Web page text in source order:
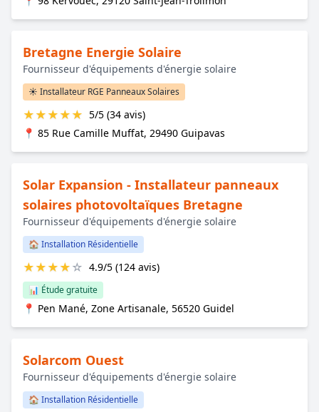
Bretagne Energie Solaire
Fournisseur d'équipements d'énergie solaire
☀️ Installateur RGE Panneaux Solaires
★★★★★ 5/5 (34 avis)
📍 85 Rue Camille Muffat, 29490 Guipavas
Solar Expansion - Installateur panneaux
solaires photovoltaïques Bretagne
Fournisseur d'équipements d'énergie solaire
🏠 Installation Résidentielle
★★★★☆ 4.9/5 (124 avis)
📊 Étude gratuite
📍 Pen Mané, Zone Artisanale, 56520 Guidel
Solarcom Ouest
Fournisseur d'équipements d'énergie solaire
🏠 Installation Résidentielle